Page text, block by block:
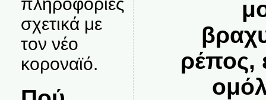
σχετικά με
τον νέο
κοροναϊό.
ρέπος,